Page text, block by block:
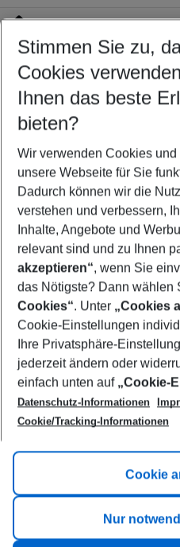
Location
Customize your offer
Find the perfect deal which
Your departure airport
Any airport
Select your date range
11/08/26–09/08/27 5-
Who will travel
2 adults No children
Show
Footer
Footer navigation
Title A
Link A
Stimmen Sie zu,
Cookies
Ihnen das beste
bieten?
Wir verwenden Cookies
unsere Webseite für Sie
Dadurch können wir die
verstehen und verbessern,
Inhalte, Angebote und
relevant sind und zu Ihnen
akzeptieren“, wenn Sie
das Nötigste? Dann wählen
Cookies“. Unter „Cookies
Cookie-Einstellungen
Ihre Privatsphäre-
jederzeit ändern oder
einfach unten auf „Cookie-
Datenschutz-Informationen
Cookie/Tracking-Informationen
Cookie
Nur